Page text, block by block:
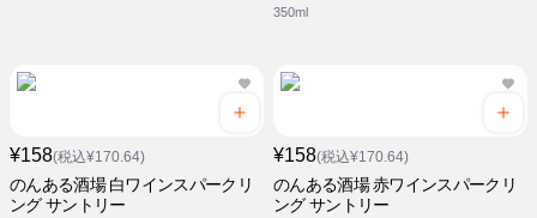
350ml
¥158(税込¥170.64)
のんある酒場 白ワインスパークリ
ング サントリー
¥158(税込¥170.64)
のんある酒場 赤ワインスパークリ
ング サントリー